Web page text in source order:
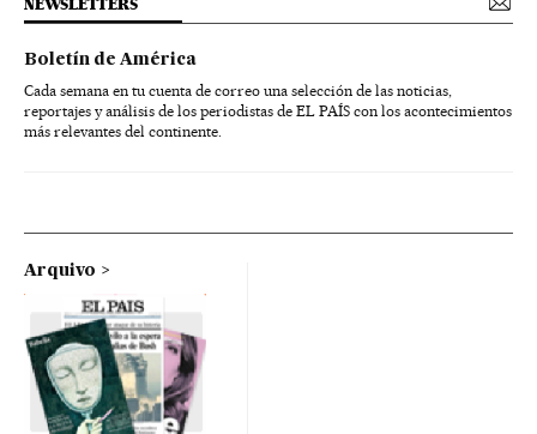
NEWSLETTERS
Boletín de América
Cada semana en tu cuenta de correo una selección de las noticias,
reportajes y análisis de los periodistas de EL PAÍS con los acontecimientos
más relevantes del continente.
Arquivo